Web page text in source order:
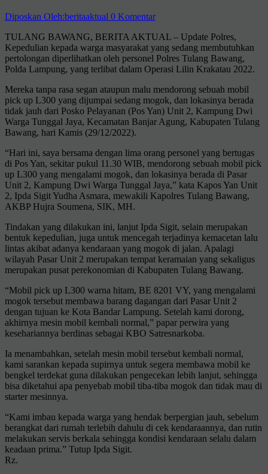
Diposkan Oleh:beritaaktual 0 Komentar
TULANG BAWANG, BERITA AKTUAL – Update Polres,
Kepedulian kepada warga masyarakat yang sedang membutuhkan
pertolongan diperlihatkan oleh personel Polres Tulang Bawang,
Polda Lampung, yang terlibat dalam Operasi Lilin Krakatau 2022.
Mereka tanpa rasa segan ataupun malu mendorong sebuah mobil
pick up L300 yang dijumpai sedang mogok, dan lokasinya berada
tidak jauh dari Posko Pelayanan (Pos Yan) Unit 2, Kampung Dwi
Warga Tunggal Jaya, Kecamatan Banjar Agung, Kabupaten Tulang
Bawang, hari Kamis (29/12/2022).
“Hari ini, saya bersama dengan lima orang personel yang bertugas
di Pos Yan, sekitar pukul 11.30 WIB, mendorong sebuah mobil pick
up L300 yang mengalami mogok, dan lokasinya berada di Pasar
Unit 2, Kampung Dwi Warga Tunggal Jaya,” kata Kapos Yan Unit
2, Ipda Sigit Yudha Asmara, mewakili Kapolres Tulang Bawang,
AKBP Hujra Soumena, SIK, MH.
Tindakan yang dilakukan ini, lanjut Ipda Sigit, selain merupakan
bentuk kepedulian, juga untuk mencegah terjadinya kemacetan lalu
lintas akibat adanya kendaraan yang mogok di jalan. Apalagi
wilayah Pasar Unit 2 merupakan tempat keramaian yang sekaligus
merupakan pusat perekonomian di Kabupaten Tulang Bawang.
“Mobil pick up L300 warna hitam, BE 8201 VY, yang mengalami
mogok tersebut membawa barang dagangan dari Pasar Unit 2
dengan tujuan ke Kota Bandar Lampung. Setelah kami dorong,
akhirnya mesin mobil kembali normal,” papar perwira yang
kesehariannya berdinas sebagai KBO Satresnarkoba.
Ia menambahkan, setelah mesin mobil tersebut kembali normal,
kami sarankan kepada supirnya untuk segera membawa mobil ke
bengkel terdekat guna dilakukan pengecekan lebih lanjut, sehingga
bisa diketahui apa penyebab mobil tiba-tiba mogok dan tidak mau di
starter mesinnya.
“Kami imbau kepada warga yang hendak berpergian jauh, sebelum
berangkat dari rumah terlebih dahulu di cek kendaraannya, dan rutin
melakukan servis berkala sehingga kondisi kendaraan selalu dalam
keadaan prima.” Tutup Ipda Sigit.
Rz.